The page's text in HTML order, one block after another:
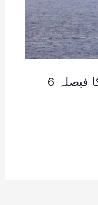
ایران نے آبنائے ہرمز کھولنے کا فیصلہ 6